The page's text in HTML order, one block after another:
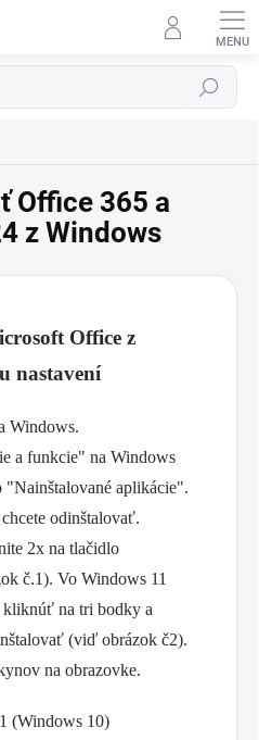
Hľadať
Office 365 a
z Windows
Office z
nastavení
Windows.
a funkcie" na Windows
"Nainštalované aplikácie".
odinštalovať.
2x na tlačidlo
č.1). Vo Windows 11
kliknúť na tri bodky a
(viď obrázok č2).
na obrazovke.
(Windows 10)